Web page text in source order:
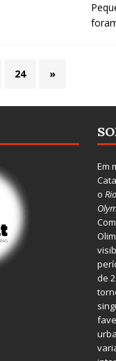
24 »
Em
o
de